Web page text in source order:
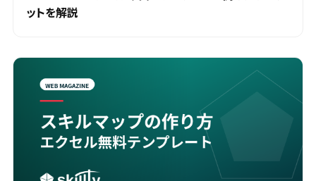
ットを解説